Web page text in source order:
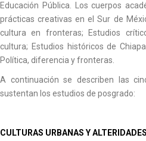
Educación Pública. Los cuerpos
prácticas creativas en el Sur de
cultura en fronteras; Estudios
cultura; Estudios históricos de
Política, diferencia y fronteras.
A continuación se describen las
sustentan los estudios de posgrado:
CULTURAS URBANAS Y ALTERIDADES